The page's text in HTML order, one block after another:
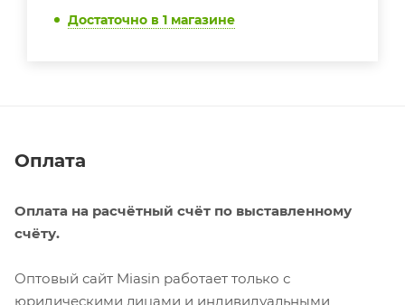
Достаточно в 1 магазине
Оплата
Оплата на расчётный счёт по выставленному
счёту.
Оптовый сайт Miasin работает только с
юридическими лицами и индивидуальными